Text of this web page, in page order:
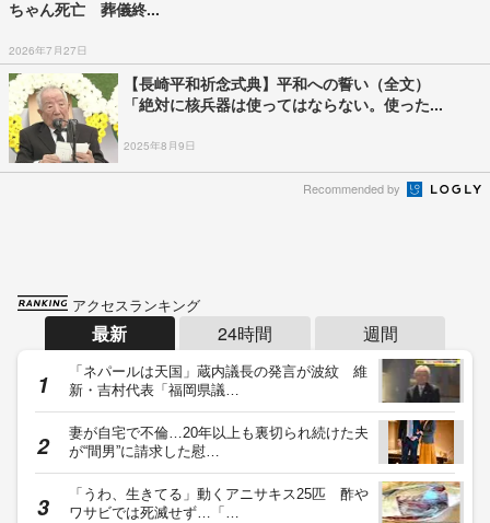
ちゃん死亡 葬儀終...
2026年7月27日
【長崎平和祈念式典】平和への誓い（全文）
「絶対に核兵器は使ってはならない。使った...
2025年8月9日
Recommended by
アクセスランキング
最新 24時間 週間
「ネパールは天国」蔵内議長の発言が波紋 維
新・吉村代表「福岡県議…
妻が自宅で不倫…20年以上も裏切られ続けた夫
が“間男”に請求した慰…
「うわ、生きてる」動くアニサキス25匹 酢や
ワサビでは死滅せず…「…